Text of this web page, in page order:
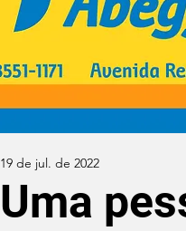
Uma
19 de jul. de 2022